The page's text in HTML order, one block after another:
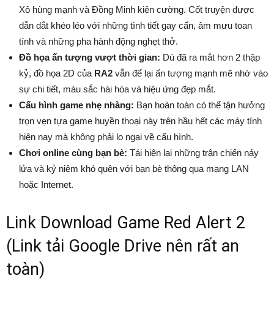
Xô hùng mạnh và Đồng Minh kiên cường. Cốt truyện được
dẫn dắt khéo léo với những tình tiết gay cấn, âm mưu toan
tính và những pha hành động nghẹt thở.
Đồ họa ấn tượng vượt thời gian: Dù đã ra mắt hơn 2 thập
kỷ, đồ họa 2D của RA2 vẫn để lại ấn tượng mạnh mẽ nhờ vào
sự chi tiết, màu sắc hài hòa và hiệu ứng đẹp mắt.
Cấu hình game nhẹ nhàng: Bạn hoàn toàn có thể tận hưởng
trọn vẹn tựa game huyền thoại này trên hầu hết các máy tính
hiện nay mà không phải lo ngại về cấu hình.
Chơi online cùng bạn bè: Tái hiện lại những trận chiến nảy
lửa và kỷ niệm khó quên với bạn bè thông qua mạng LAN
hoặc Internet.
Link Download Game Red Alert 2
(Link tải Google Drive nên rất an
toàn)